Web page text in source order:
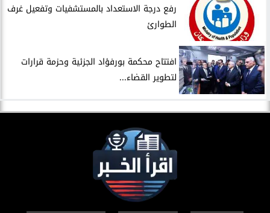
​رفع درجة الاستعداد بالمستشفيات وتفعيل غرف
الطوارئ
افتتاح محكمة بورفؤاد الجزئية وحزمة قرارات
لتطوير القضاء...